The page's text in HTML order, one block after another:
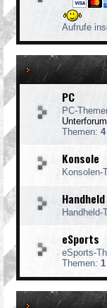
Aufrufe
PC
PC-
Themen: 4
Konsole
Konsolen-
Handheld
Handheld-
eSports
eSports-
Themen: 1